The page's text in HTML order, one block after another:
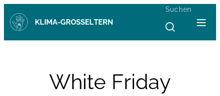
KLIMA-GROSSELTERN
Suchen
White Friday